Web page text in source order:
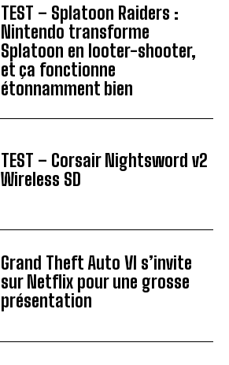
TEST – Splatoon Raiders :
Nintendo transforme
Splatoon en looter-shooter,
et ça fonctionne
étonnamment bien
TEST – Corsair Nightsword v2
Wireless SD
Grand Theft Auto VI s’invite
sur Netflix pour une grosse
présentation